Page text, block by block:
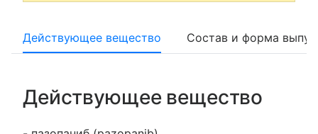
Действующее вещество Состав и форма
Действующее вещество